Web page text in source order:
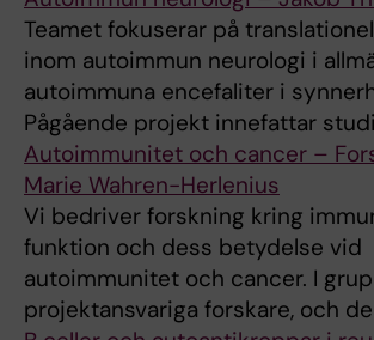
Teamet fokuserar på
inom autoimmun neurologi i
autoimmuna encefaliter i
Pågående projekt innefattar
Autoimmunitet och cancer –
Marie Wahren-Herlenius
Vi bedriver forskning kring
funktion och dess betydelse vid
autoimmunitet och cancer. I
projektansvariga forskare, och